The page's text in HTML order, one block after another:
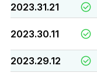
2023.31.21
2023.30.11
2023.29.12